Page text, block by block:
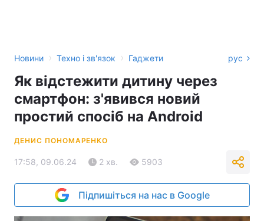
Новини › Техно і зв'язок › Гаджети рус
Як відстежити дитину через
смартфон: з'явився новий
простий спосіб на Android
ДЕНИС ПОНОМАРЕНКО
17:58, 09.06.24 2 хв. 5903
Підпишіться на нас в Google